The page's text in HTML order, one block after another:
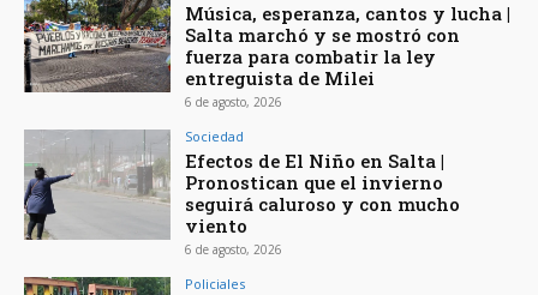
Música, esperanza, cantos y lucha |
Salta marchó y se mostró con
fuerza para combatir la ley
entreguista de Milei
6 de agosto, 2026
Sociedad
Efectos de El Niño en Salta |
Pronostican que el invierno
seguirá caluroso y con mucho
viento
6 de agosto, 2026
Policiales